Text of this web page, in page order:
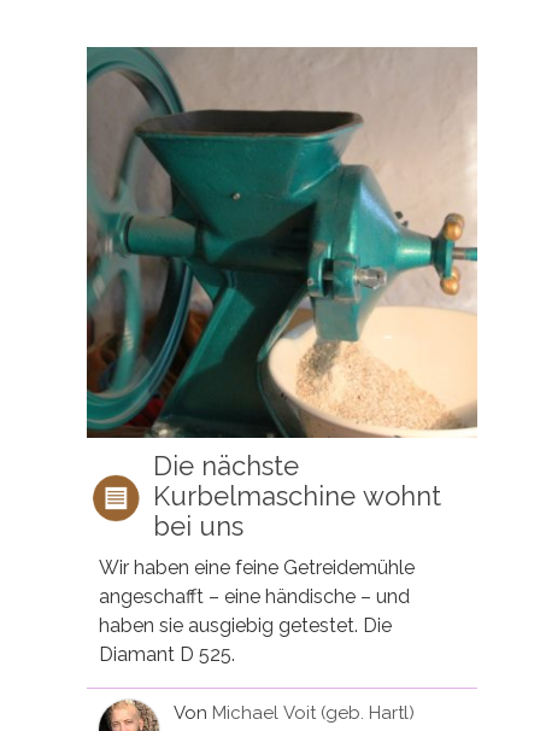
Die nächste
Kurbelmaschine wohnt
bei uns
Wir haben eine feine Getreidemühle
angeschafft – eine händische – und
haben sie ausgiebig getestet. Die
Diamant D 525.
Von Michael Voit (geb. Hartl)